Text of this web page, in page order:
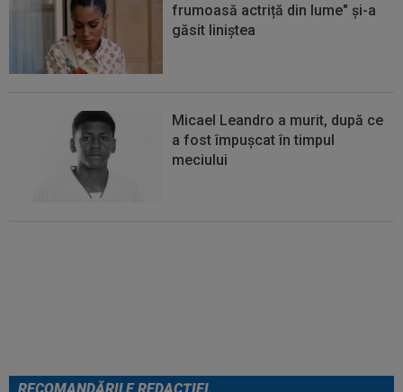
frumoasă actriță din lume" și-a
găsit liniștea
Micael Leandro a murit, după ce
a fost împușcat în timpul
meciului